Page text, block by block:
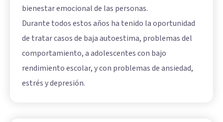
bienestar emocional de las personas.
Durante todos estos años ha tenido la oportunidad
de tratar casos de baja autoestima, problemas del
comportamiento, a adolescentes con bajo
rendimiento escolar, y con problemas de ansiedad,
estrés y depresión.